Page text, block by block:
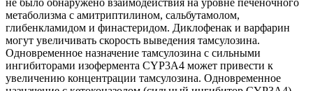
метаболизма с амитриптилином, сальбутамолом,
глибенкламидом и финастеридом. Диклофенак и варфарин
могут увеличивать скорость выведения тамсулозина.
Одновременное назначение тамсулозина с сильными
ингибиторами изофермента CYP3A4 может привести к
увеличению концентрации тамсулозина. Одновременное